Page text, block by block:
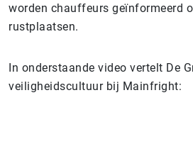
worden chauffeurs geïnformeerd
rustplaatsen.
In onderstaande video vertelt De
veiligheidscultuur bij Mainfright: